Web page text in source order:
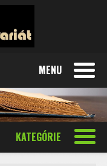
MENU
KATEGÓRIE